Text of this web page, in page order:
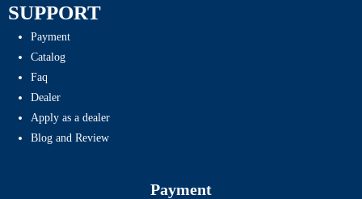
SUPPORT
Payment
Catalog
Faq
Dealer
Apply as a dealer
Blog and Review
Payment